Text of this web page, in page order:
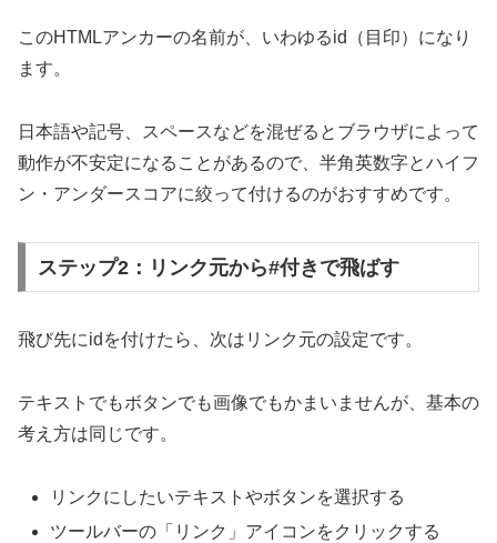
このHTMLアンカーの名前が、いわゆるid（目印）になり
ます。
日本語や記号、スペースなどを混ぜるとブラウザによって
動作が不安定になることがあるので、半角英数字とハイフ
ン・アンダースコアに絞って付けるのがおすすめです。
ステップ2：リンク元から#付きで飛ばす
飛び先にidを付けたら、次はリンク元の設定です。
テキストでもボタンでも画像でもかまいませんが、基本の
考え方は同じです。
リンクにしたいテキストやボタンを選択する
ツールバーの「リンク」アイコンをクリックする